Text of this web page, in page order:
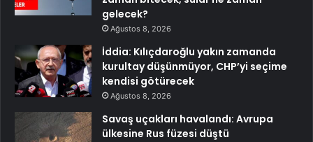
gelecek?
Ağustos 8, 2026
İddia: Kılıçdaroğlu yakın zamanda
kurultay düşünmüyor, CHP’yi seçime
kendisi götürecek
Ağustos 8, 2026
Savaş uçakları havalandı: Avrupa
ülkesine Rus füzesi düştü